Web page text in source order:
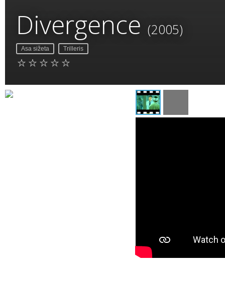
Divergence (2005)
Asa sižeta Trilleris